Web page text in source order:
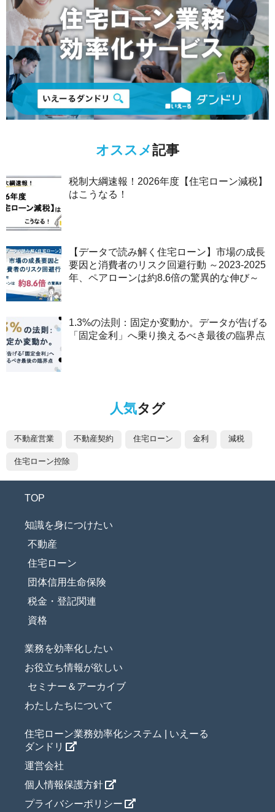
オススメ記事
税制大綱速報！2026年度【住宅ローン減税】
はこうなる！
【データで読み解く住宅ローン】市場の成長
要因と消費者のリスク回避行動 ～2023-2025
年、ペアローンは約8.6倍の驚異的な伸び～
1.3%の法則：固定か変動か。データが告げる
「固定金利」へ乗り換えるべき最後の臨界点
人気タグ
不動産営業 不動産契約 住宅ローン 金利 減税
住宅ローン控除
TOP
知識を身につけたい
不動産
住宅ローン
団体信用生命保険
税金・登記関連
資格
業務を効率化したい
お役立ち情報が欲しい
セミナー＆アーカイブ
わたしたちについて
住宅ローン業務効率化システム | いえーる
ダンドリ
運営会社
個人情報保護方針
プライバシーポリシー